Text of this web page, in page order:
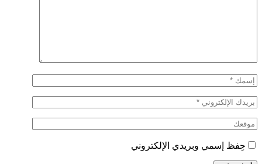
حِفظ إسمي وبريدي الإلكتروني